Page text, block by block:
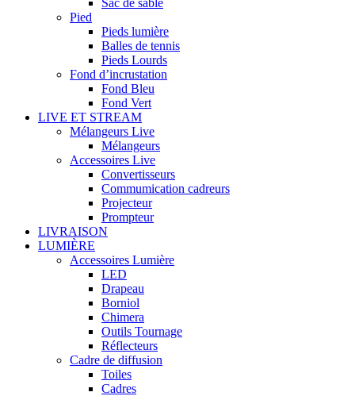
Sac de sable
Pied
Pieds lumière
Balles de tennis
Pieds Lourds
Fond d’incrustation
Fond Bleu
Fond Vert
LIVE ET STREAM
Mélangeurs Live
Mélangeurs
Accessoires Live
Convertisseurs
Commumication cadreurs
Projecteur
Prompteur
LIVRAISON
LUMIÈRE
Accessoires Lumière
LED
Drapeau
Borniol
Chimera
Outils Tournage
Réflecteurs
Cadre de diffusion
Toiles
Cadres